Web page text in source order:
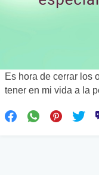
Es hora de cerrar los
tener en mi vida a la